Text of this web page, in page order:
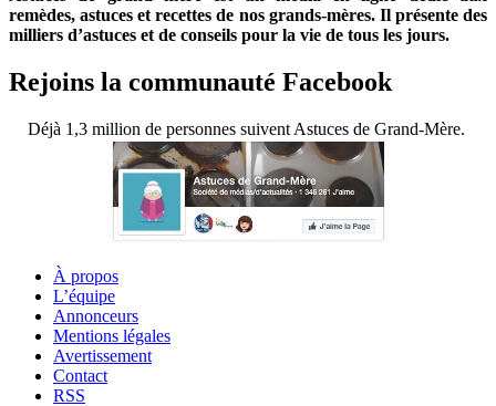
remèdes, astuces et recettes de nos grands-mères. Il présente des
milliers d’astuces et de conseils pour la vie de tous les jours.
Rejoins la communauté Facebook
Déjà 1,3 million de personnes suivent Astuces de Grand-Mère.
À propos
L’équipe
Annonceurs
Mentions légales
Avertissement
Contact
RSS